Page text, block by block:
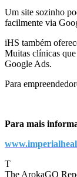
Um site sozinho
facilmente via
iHS também
Muitas clínicas
Google Ads.
Para
Para mais
T
The ArokaGO